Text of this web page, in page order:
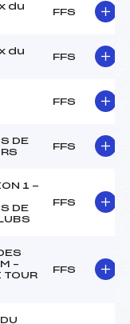
du
FFS
du
FFS
FFS
DE
FFS
1 -
DE
FFS
–
TOUR
FFS